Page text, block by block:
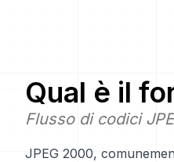
Qual è il
Flusso di codici
JPEG 2000,